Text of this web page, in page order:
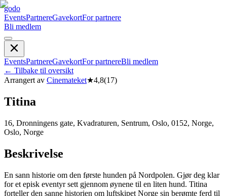
godo
EventsPartnereGavekortFor partnere
Bli medlem
EventsPartnereGavekortFor partnereBli medlem
← Tilbake til oversikt
Arrangert av Cinemateket★4,8(17)
Titina
16, Dronningens gate, Kvadraturen, Sentrum, Oslo, 0152, Norge,
Oslo, Norge
Beskrivelse
En sann historie om den første hunden på Nordpolen. Gjør deg klar
for et episk eventyr sett gjennom øynene til en liten hund. Titina
forteller den sanne historien om luftskipet Norge sin berømte ferd til